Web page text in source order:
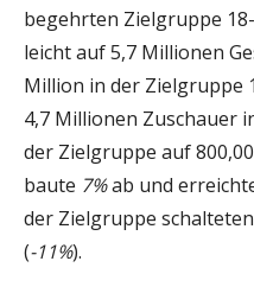
begehrten Zielgruppe
leicht auf 5,7 Millionen
Million in der Zielgruppe
4,7 Millionen Zuschauer
der Zielgruppe auf
baute 7%ab und
der Zielgruppe
(-11%).